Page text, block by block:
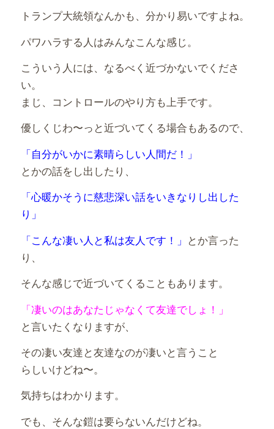
トランプ大統領なんかも、分かり易いですよね。
パワハラする人はみんなこんな感じ。
こういう人には、なるべく近づかないでくださ
い。
まじ、コントロールのやり方も上手です。
優しくじわ〜っと近づいてくる場合もあるので、
「自分がいかに素晴らしい人間だ！」
とかの話をし出したり、
「心暖かそうに慈悲深い話をいきなりし出した
り」
「こんな凄い人と私は友人です！」 とか言った
り、
そんな感じで近づいてくることもあります。
「凄いのはあなたじゃなくて友達でしょ！」
と言いたくなりますが、
その凄い友達と友達なのが凄いと言うこと
らしいけどね〜。
気持ちはわかります。
でも、そんな鎧は要らないんだけどね。